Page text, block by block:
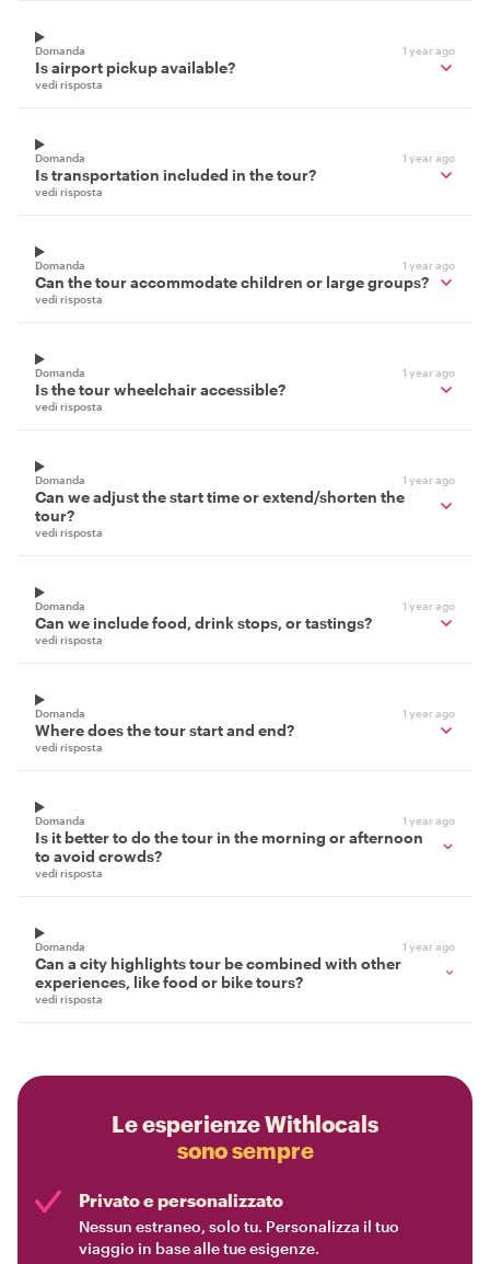
Domanda 1 year ago
Is airport pickup available?
vedi risposta
Domanda 1 year ago
Is transportation included in the tour?
vedi risposta
Domanda 1 year ago
Can the tour accommodate children or large groups?
vedi risposta
Domanda 1 year ago
Is the tour wheelchair accessible?
vedi risposta
Domanda 1 year ago
Can we adjust the start time or extend/shorten the
tour?
vedi risposta
Domanda 1 year ago
Can we include food, drink stops, or tastings?
vedi risposta
Domanda 1 year ago
Where does the tour start and end?
vedi risposta
Domanda 1 year ago
Is it better to do the tour in the morning or afternoon
to avoid crowds?
vedi risposta
Domanda 1 year ago
Can a city highlights tour be combined with other
experiences, like food or bike tours?
vedi risposta
Le esperienze Withlocals
sono sempre
Privato e personalizzato
Nessun estraneo, solo tu. Personalizza il tuo
viaggio in base alle tue esigenze.